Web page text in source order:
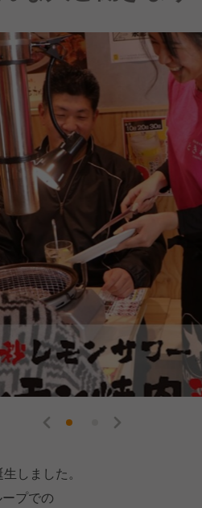
しました。
プでの